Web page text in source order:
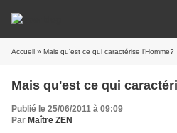
Accueil » Mais qu'est ce qui caractérise l'Homme?
Mais qu'est ce qui
Publié le 25/06/2011 à 09:09
Par Maître ZEN